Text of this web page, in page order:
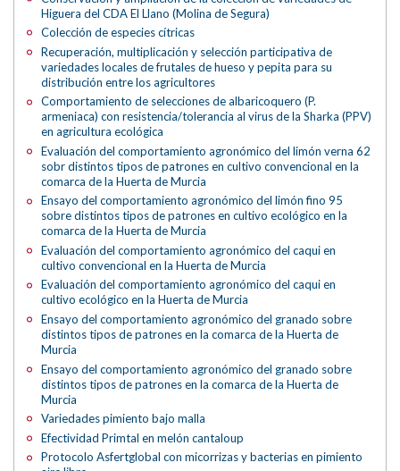
Higuera del CDA El Llano (Molina de Segura)
Colección de especies cítricas
Recuperación, multiplicación y selección participativa de
variedades locales de frutales de hueso y pepita para su
distribución entre los agricultores
Comportamiento de selecciones de albaricoquero (P.
armeniaca) con resistencia/tolerancia al virus de la Sharka (PPV)
en agricultura ecológica
Evaluación del comportamiento agronómico del limón verna 62
sobr distintos tipos de patrones en cultivo convencional en la
comarca de la Huerta de Murcia
Ensayo del comportamiento agronómico del limón fino 95
sobre distintos tipos de patrones en cultivo ecológico en la
comarca de la Huerta de Murcia
Evaluación del comportamiento agronómico del caqui en
cultivo convencional en la Huerta de Murcia
Evaluación del comportamiento agronómico del caqui en
cultivo ecológico en la Huerta de Murcia
Ensayo del comportamiento agronómico del granado sobre
distintos tipos de patrones en la comarca de la Huerta de
Murcia
Ensayo del comportamiento agronómico del granado sobre
distintos tipos de patrones en la comarca de la Huerta de
Murcia
Variedades pimiento bajo malla
Efectividad Primtal en melón cantaloup
Protocolo Asfertglobal con micorrizas y bacterias en pimiento